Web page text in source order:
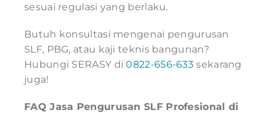
sesuai regulasi yang berlaku.
Butuh konsultasi mengenai pengurusan
SLF, PBG, atau kaji teknis bangunan?
Hubungi SERASY di0822-656-633 sekarang
juga!
FAQJasa Pengurusan SLF Profesional di